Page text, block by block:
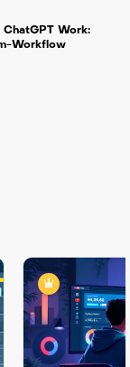
Work:
Workflow